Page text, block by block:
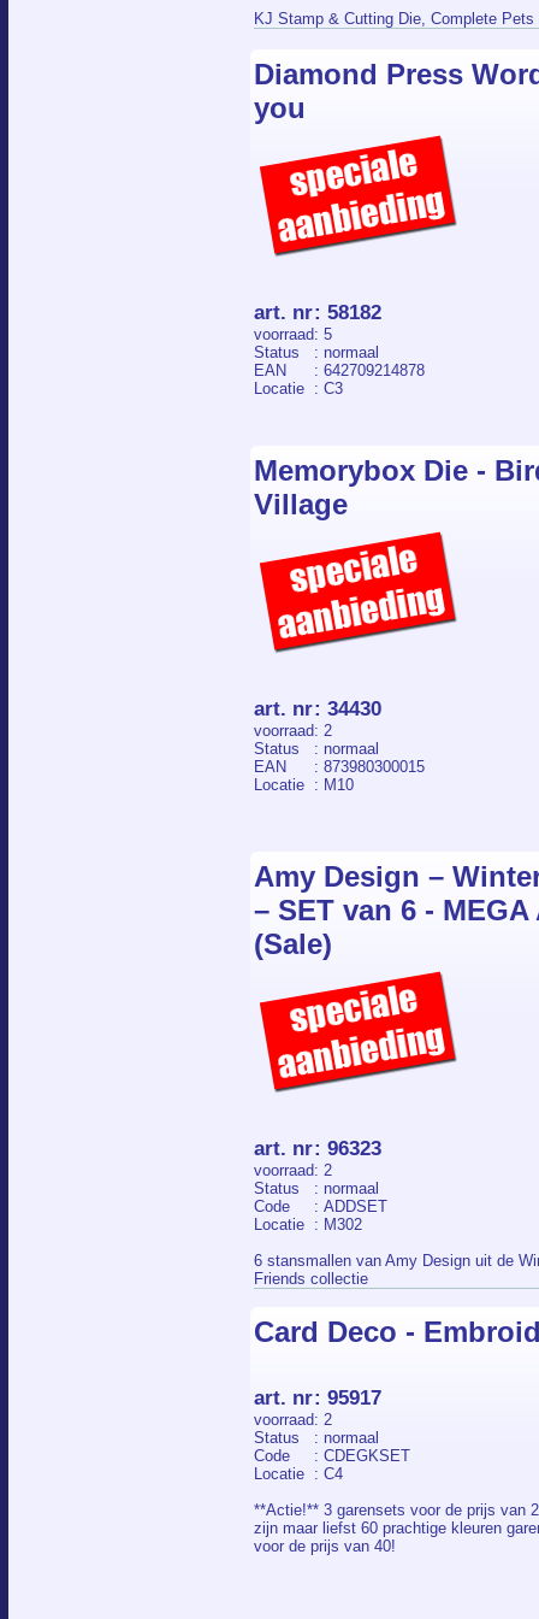
Elke set is een verrassende combinatie
kleuren om eindeloos mee te
KJ Stamp & Cutting Die, Complete Pets
Diamond Press
you
art. nr: 58182
voorraad: 5
Status
: normaal
EAN
: 642709214878
Locatie
: C3
Memorybox Die -
Village
art. nr: 34430
voorraad: 2
Status
: normaal
EAN
: 873980300015
Locatie
: M10
Amy Design –
– SET van 6 - MEGA
(Sale)
art. nr: 96323
voorraad: 2
Status
: normaal
Code
: ADDSET
Locatie
: M302
6 stansmallen van Amy Design uit de
Friends collectie
Card Deco -
art. nr: 95917
voorraad: 2
Status
: normaal
Code
: CDEGKSET
Locatie
: C4
**Actie!** 3 garensets voor de prijs van
zijn maar liefst 60 prachtige kleuren
voor de prijs van 40!